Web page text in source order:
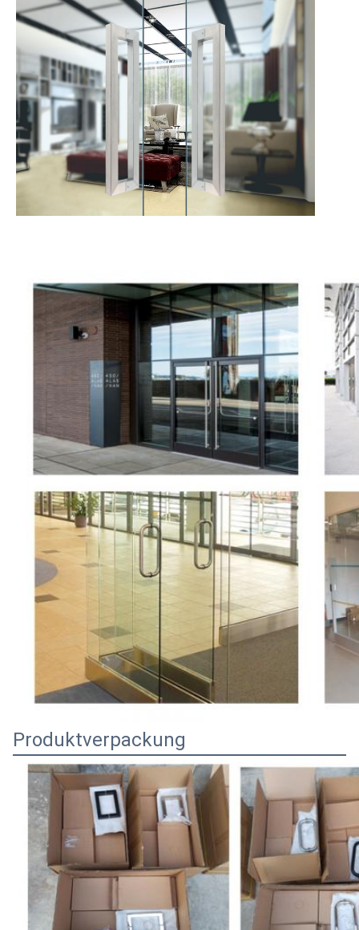
Produktverpackung